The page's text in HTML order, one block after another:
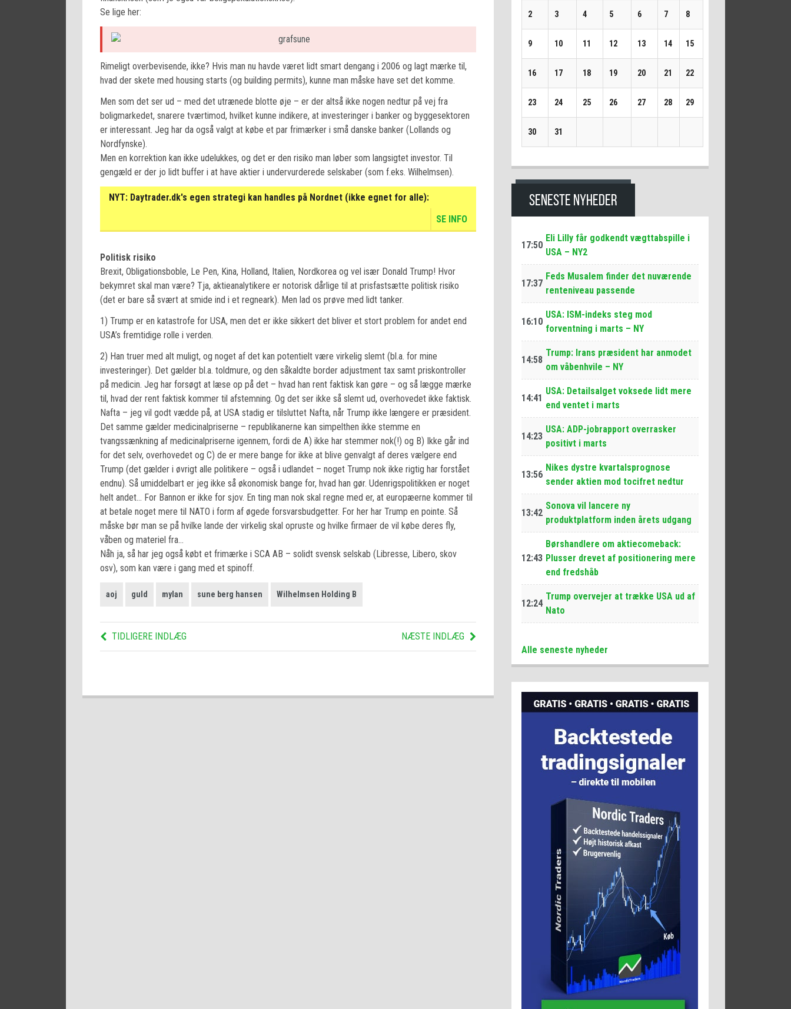
Se lige her:
Rimeligt overbevisende, ikke? Hvis man nu havde været lidt smart dengang i 2006 og lagt mærke til,
hvad der skete med housing starts (og building permits), kunne man måske have set det komme.
Men som det ser ud – med det utrænede blotte øje – er der altså ikke nogen nedtur på vej fra
boligmarkedet, snarere tværtimod, hvilket kunne indikere, at investeringer i banker og byggesektoren
er interessant. Jeg har da også valgt at købe et par frimærker i små danske banker (Lollands og
Nordfynske).
Men en korrektion kan ikke udelukkes, og det er den risiko man løber som langsigtet investor. Til
gengæld er der jo lidt buffer i at have aktier i undervurderede selskaber (som f.eks. Wilhelmsen).
NYT: Daytrader.dk's egen strategi kan handles på Nordnet (ikke egnet for alle):
SE INFO
Politisk risiko
Brexit, Obligationsboble, Le Pen, Kina, Holland, Italien, Nordkorea og vel især Donald Trump! Hvor
bekymret skal man være? Tja, aktieanalytikere er notorisk dårlige til at prisfastsætte politisk risiko
(det er bare så svært at smide ind i et regneark). Men lad os prøve med lidt tanker.
1) Trump er en katastrofe for USA, men det er ikke sikkert det bliver et stort problem for andet end
USA’s fremtidige rolle i verden.
2) Han truer med alt muligt, og noget af det kan potentielt være virkelig slemt (bl.a. for mine
investeringer). Det gælder bl.a. toldmure, og den såkaldte border adjustment tax samt priskontroller
på medicin. Jeg har forsøgt at læse op på det – hvad han rent faktisk kan gøre – og så lægge mærke
til, hvad der rent faktisk kommer til afstemning. Og det ser ikke så slemt ud, overhovedet ikke faktisk.
Nafta – jeg vil godt vædde på, at USA stadig er tilsluttet Nafta, når Trump ikke længere er præsident.
Det samme gælder medicinalpriserne – republikanerne kan simpelthen ikke stemme en
tvangssænkning af medicinalpriserne igennem, fordi de A) ikke har stemmer nok(!) og B) Ikke går ind
for det selv, overhovedet og C) de er mere bange for ikke at blive genvalgt af deres vælgere end
Trump (det gælder i øvrigt alle politikere – også i udlandet – noget Trump nok ikke rigtig har forstået
endnu). Så umiddelbart er jeg ikke så økonomisk bange for, hvad han gør. Udenrigspolitikken er noget
helt andet… For Bannon er ikke for sjov. En ting man nok skal regne med er, at europæerne kommer til
at betale noget mere til NATO i form af øgede forsvarsbudgetter. For her har Trump en pointe. Så
måske bør man se på hvilke lande der virkelig skal opruste og hvilke firmaer de vil købe deres fly,
våben og materiel fra…
Nåh ja, så har jeg også købt et frimærke i SCA AB – solidt svensk selskab (Libresse, Libero, skov
osv), som kan være i gang med et spinoff.
aoj guld mylan sune berg hansen Wilhelmsen Holding B
TIDLIGERE INDLÆG NÆSTE INDLÆG
2 3 4 5 6 7 8
9 10 11 12 13 14 15
16 17 18 19 20 21 22
23 24 25 26 27 28 29
30 31
SENESTE NYHEDER
17:50
Eli Lilly får godkendt vægttabspille i
USA – NY2
17:37
Feds Musalem finder det nuværende
renteniveau passende
16:10
USA: ISM-indeks steg mod
forventning i marts – NY
14:58
Trump: Irans præsident har anmodet
om våbenhvile – NY
14:41
USA: Detailsalget voksede lidt mere
end ventet i marts
14:23
USA: ADP-jobrapport overrasker
positivt i marts
13:56
Nikes dystre kvartalsprognose
sender aktien mod tocifret nedtur
13:42
Sonova vil lancere ny
produktplatform inden årets udgang
12:43
Børshandlere om aktiecomeback:
Plusser drevet af positionering mere
end fredshåb
12:24
Trump overvejer at trække USA ud af
Nato
Alle seneste nyheder